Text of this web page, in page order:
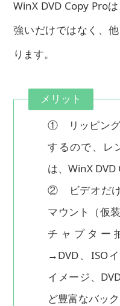
WinX DVD Copy Pro
強いだけではなく、
ります。
メリット
① リッピング
するので、レ
は、WinX
② ビデオだけ
マウント（仮
チャプター
→DVD、ISO
イメージ、
ど豊富なバッ